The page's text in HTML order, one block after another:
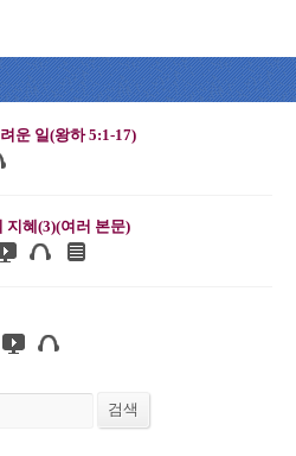
운 일(왕하 5:1-17)
지혜(3)(여러 본문)
검색